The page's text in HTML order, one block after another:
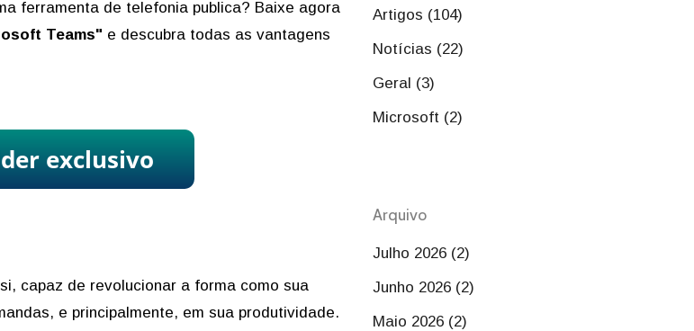
ferramenta de telefonia publica? Baixe agora
Teams" e descubra todas as vantagens
capaz de revolucionar a forma como sua
e principalmente, em sua produtividade.
Artigos (104)
Notícias (22)
Geral (3)
Microsoft (2)
Arquivo
Julho 2026 (2)
Junho 2026 (2)
Maio 2026 (2)